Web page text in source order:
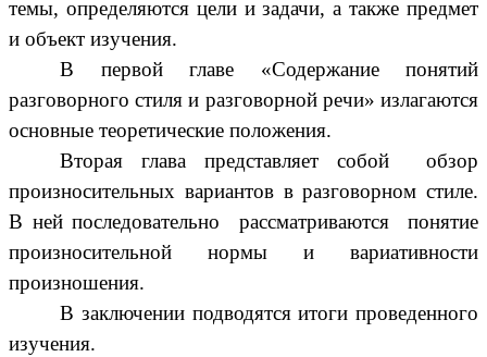
темы, определяются цели и задачи, а также предмет
и объект изучения.
В первой главе «Содержание понятий
разговорного стиля и разговорной речи» излагаются
основные теоретические положения.
Вторая глава представляет собой обзор
произносительных вариантов в разговорном стиле.
В ней последовательно рассматриваются понятие
произносительной нормы и вариативности
произношения.
В заключении подводятся итоги проведенного
изучения.